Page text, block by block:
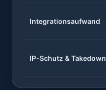
Integrationsaufwand
IP-Schutz & Takedown